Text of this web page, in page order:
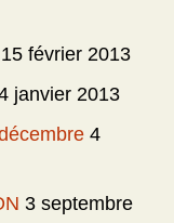
15 février 2013
janvier 2013
4
3 septembre